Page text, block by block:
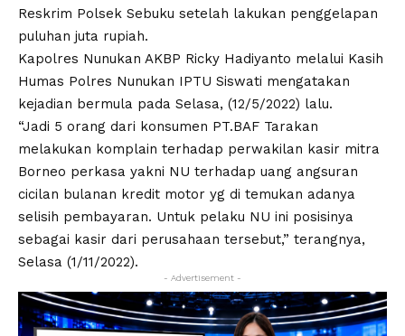
Reskrim Polsek Sebuku setelah lakukan penggelapan
puluhan juta rupiah.
Kapolres Nunukan AKBP Ricky Hadiyanto melalui Kasih
Humas Polres Nunukan IPTU Siswati mengatakan
kejadian bermula pada Selasa, (12/5/2022) lalu.
“Jadi 5 orang dari konsumen PT.BAF Tarakan
melakukan komplain terhadap perwakilan kasir mitra
Borneo perkasa yakni NU terhadap uang angsuran
cicilan bulanan kredit motor yg di temukan adanya
selisih pembayaran. Untuk pelaku NU ini posisinya
sebagai kasir dari perusahaan tersebut,” terangnya,
Selasa (1/11/2022).
- Advertisement -